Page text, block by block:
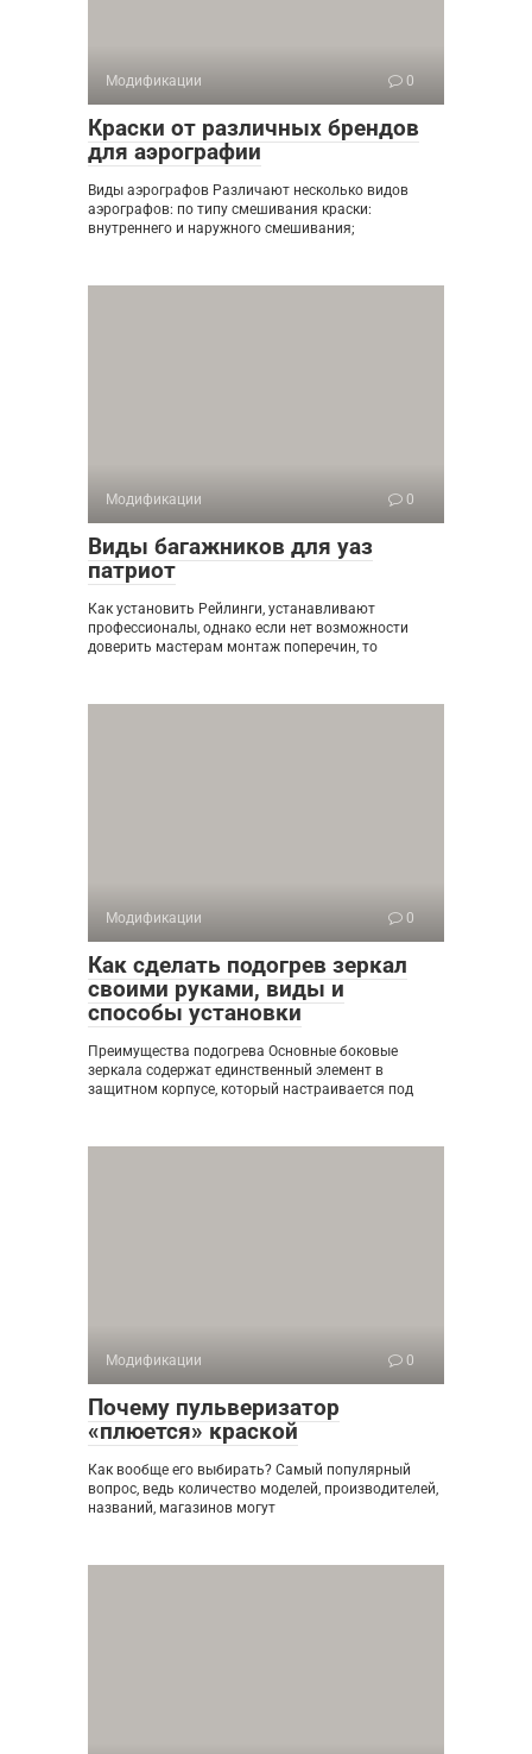
Модификации 0
Краски от различных брендов
для аэрографии
Виды аэрографов Различают несколько видов
аэрографов: по типу смешивания краски:
внутреннего и наружного смешивания;
Модификации 0
Виды багажников для уаз
патриот
Как установить Рейлинги, устанавливают
профессионалы, однако если нет возможности
доверить мастерам монтаж поперечин, то
Модификации 0
Как сделать подогрев зеркал
своими руками, виды и
способы установки
Преимущества подогрева Основные боковые
зеркала содержат единственный элемент в
защитном корпусе, который настраивается под
Модификации 0
Почему пульверизатор
«плюется» краской
Как вообще его выбирать? Самый популярный
вопрос, ведь количество моделей, производителей,
названий, магазинов могут